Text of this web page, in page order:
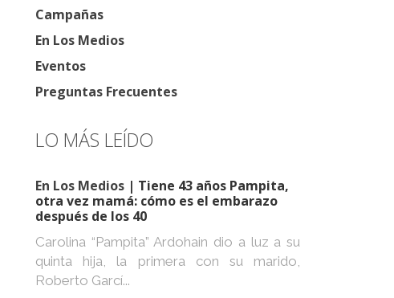
Campañas
En Los Medios
Eventos
Preguntas Frecuentes
LO MÁS LEÍDO
En Los Medios | Tiene 43 años Pampita,
otra vez mamá: cómo es el embarazo
después de los 40
Carolina “Pampita” Ardohain dio a luz a su
quinta hija, la primera con su marido,
Roberto Garcí...